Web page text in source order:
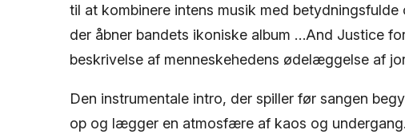
til at kombinere intens musik med
der åbner bandets ikoniske album …And Justice
beskrivelse af menneskehedens ødelæggelse af
Den instrumentale intro, der spiller før sangen
op og lægger en atmosfære af kaos og